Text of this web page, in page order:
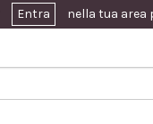
Entra nella tua area